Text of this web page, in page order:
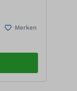
Merken